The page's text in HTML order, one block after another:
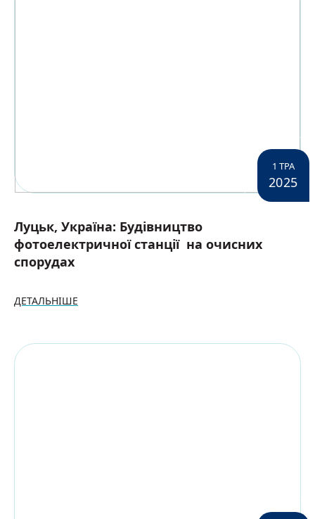
1 ТРА
2025
Луцьк, Україна: Будівництво
фотоелектричної станції на очисних
спорудах
ДЕТАЛЬНІШЕ